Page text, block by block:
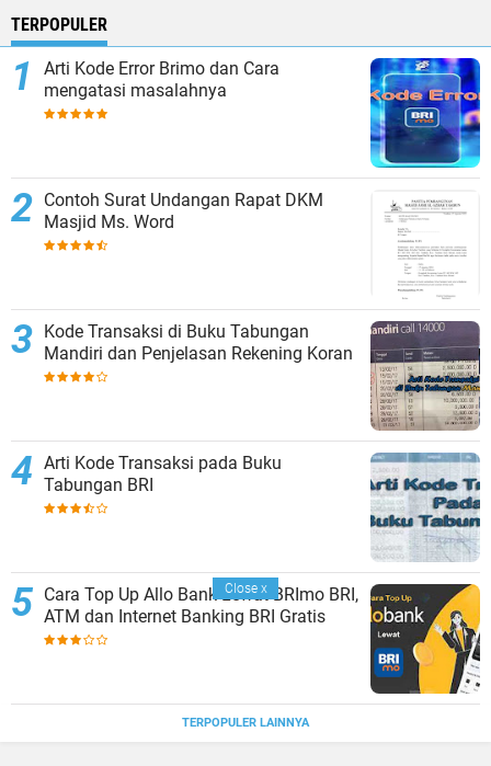
TERPOPULER
Arti Kode Error Brimo dan Cara
mengatasi masalahnya
Contoh Surat Undangan Rapat DKM
Masjid Ms. Word
Kode Transaksi di Buku Tabungan
Mandiri dan Penjelasan Rekening Koran
Arti Kode Transaksi pada Buku
Tabungan BRI
Cara Top Up Allo Bank Lewat BRImo BRI,
ATM dan Internet Banking BRI Gratis
TERPOPULER LAINNYA
Close x